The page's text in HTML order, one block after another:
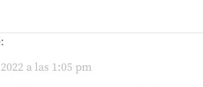
a las 1:05 pm